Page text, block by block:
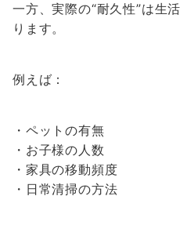
一方、実際の“耐久性”は生
ります。
例えば：
・ペットの有無
・お子様の人数
・家具の移動頻度
・日常清掃の方法